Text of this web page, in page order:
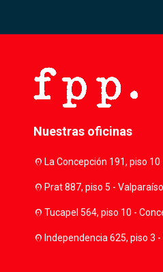
Nuestras oficinas
location_onLa Concepción 191, piso
location_onPrat 887, piso 5 - Valparaíso
location_onTucapel 564, piso 10 -
location_onIndependencia 625, piso 3